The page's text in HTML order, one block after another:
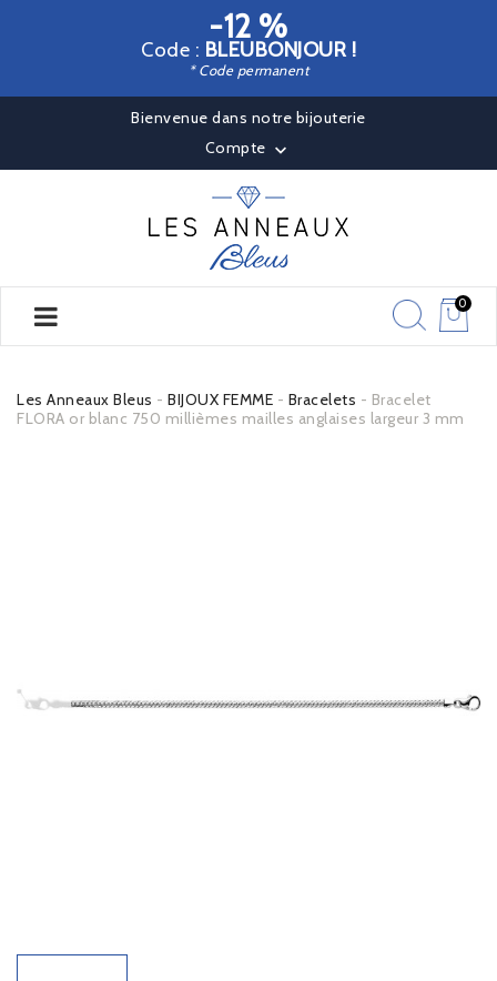
-12 %
Code : BLEUBONJOUR !
* Code permanent
Bienvenue dans notre bijouterie
Compte 
0
Les Anneaux Bleus BIJOUX FEMME Bracelets
Bracelet
FLORA or blanc 750 millièmes mailles anglaises largeur 3 mm